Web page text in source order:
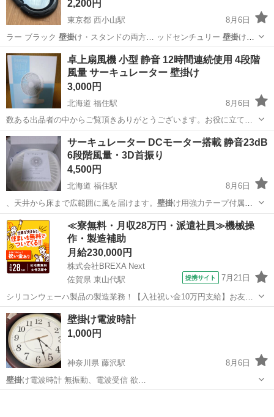
2,200円
東京都 西小山駅
8月6日
ラー ブラック 壁掛け・スタンドの両方… ッドセンチュリー 壁掛けミ
ラー 丸鏡 …
東京 目黒区 西小山駅 ミラー/鏡
卓上扇風機 小型 静音 12時間連続使用 4段階
風量 サーキュレーター 壁掛け
3,000円
北海道 福住駅
8月6日
数ある出品者の中からご覧頂きありがとうございます。お役に立てれ
ば嬉しいです(⁠≧⁠▽⁠≦⁠) ★お取り引き場所★ 家の近くのクリーニング屋さ
んまで取りに来て頂けると助かりますm(__)m 地下鉄東豊線の各駅でご
ざいました...
北海道 札幌市 福住駅 季節、空調家電 mAh
サーキュレーター DCモーター搭載 静音23dB
6段階風量・3D首振り
4,500円
北海道 福住駅
8月6日
、天井から床まで広範囲に風を届けます。 壁掛け用強力テープ付属
で、洗濯物乾燥時は上…
北海道 札幌市 福住駅 季節、空調家電 DCモーター
≪寮無料・月収28万円・派遣社員≫機械操
作・製造補助
月給230,000円
株式会社BREXA Next
佐賀県 東山代駅
提携サイト 7月21日
シリコンウェーハ製品の製造業務！【入社祝い金10万円支給】お友達
やカップルとの応募OK◎年間休日129日＆休出なしでプライベート充
実♪業務はクリーンルームで快適作業◎自社正社員登用制度あり★1食
300円～の格安食堂あり！《佐...
佐賀 伊万里市 東山代駅 その他
壁掛け電波時計
1,000円
神奈川県 藤沢駅
8月6日
壁掛
け電波時計 無振動、電波受信 欲…